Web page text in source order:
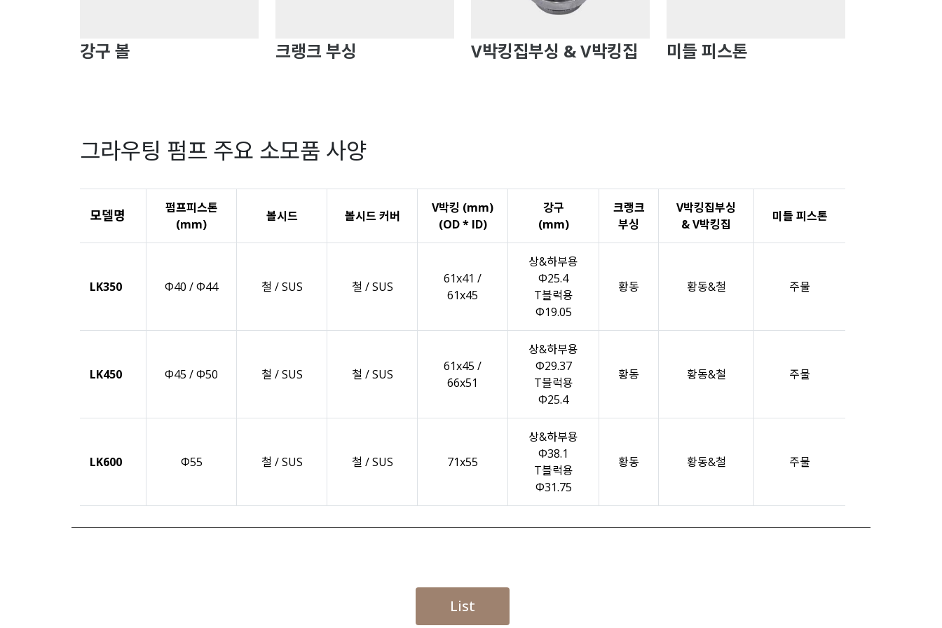
강구 볼 크랭크 부싱 V박킹집부싱 & V박킹집 미들 피스톤
그라우팅 펌프 주요 소모품 사양
모델명
펌프피스톤
(mm)
볼시드 볼시드 커버
V박킹 (mm)
(OD * ID)
강구
(mm)
크랭크
부싱
V박킹집부싱
& V박킹집
미들 피스톤
LK350 Φ40 / Φ44 철 / SUS 철 / SUS
61x41 /
61x45
상&하부용
Φ25.4
T블럭용
Φ19.05
황동 황동&철 주물
LK450 Φ45 / Φ50 철 / SUS 철 / SUS
61x45 /
66x51
상&하부용
Φ29.37
T블럭용
Φ25.4
황동 황동&철 주물
LK600 Φ55 철 / SUS 철 / SUS 71x55
상&하부용
Φ38.1
T블럭용
Φ31.75
황동 황동&철 주물
List